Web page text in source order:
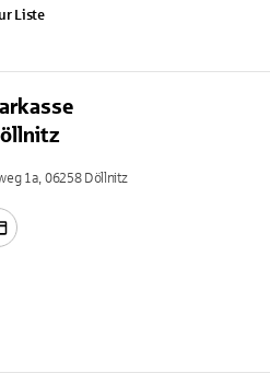
Liste
1a, 06258 Döllnitz